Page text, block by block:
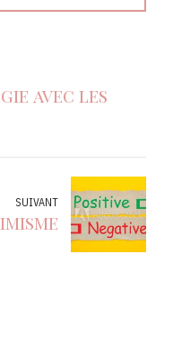
avec les
SUIVANT